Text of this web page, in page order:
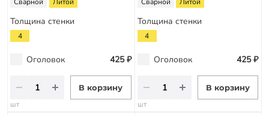
Сварной Литой
Толщина стенки
4
Оголовок 425 ₽
В корзину
шт
Сварной Литой
Толщина стенки
4
Оголовок 425 ₽
В корзину
шт